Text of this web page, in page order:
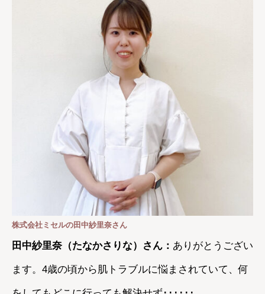
株式会社ミセルの田中紗里奈さん
田中紗里奈（たなかさりな）さん： ありがとうござい
ます。4歳の頃から肌トラブルに悩まされていて、何